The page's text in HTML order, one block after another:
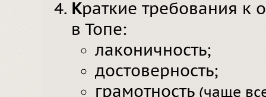
Краткие требования к
в Топе:
лаконичность;
достоверность;
грамотность (чаще